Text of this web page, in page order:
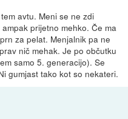
avtu. Meni se ne zdi
prijetno mehko. Če ma
za pelat. Menjalnik pa ne
nič mehak. Je po občutku
samo 5. generacijo). Se
gumjast tako kot so nekateri.